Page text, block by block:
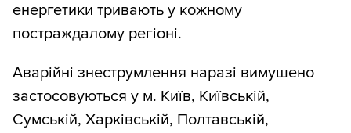
енергетики тривають у кожному
постраждалому регіоні.
Аварійні знеструмлення наразі вимушено
застосовуються у м. Київ, Київській,
Сумській, Харківській, Полтавській,